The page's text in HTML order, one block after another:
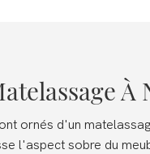
ornés d'un
l'aspect sobre du